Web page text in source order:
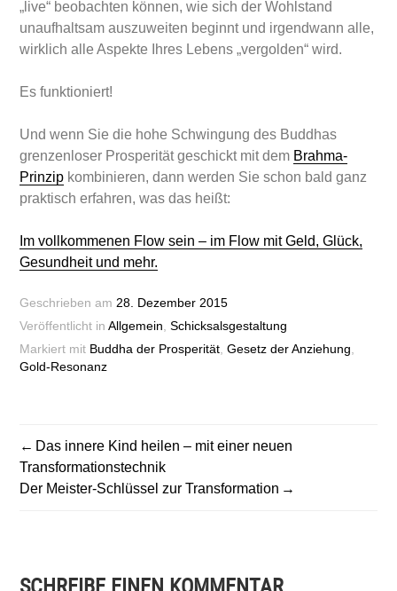
„live“ beobachten können, wie sich der Wohlstand
unaufhaltsam auszuweiten beginnt und irgendwann alle,
wirklich alle Aspekte Ihres Lebens „vergolden“ wird.
Es funktioniert!
Und wenn Sie die hohe Schwingung des Buddhas
grenzenloser Prosperität geschickt mit dem Brahma-
Prinzip kombinieren, dann werden Sie schon bald ganz
praktisch erfahren, was das heißt:
Im vollkommenen Flow sein – im Flow mit Geld, Glück,
Gesundheit und mehr.
Geschrieben am 28. Dezember 2015
Veröffentlicht inAllgemein ,Schicksalsgestaltung
Markiert mit Buddha der Prosperität ,Gesetz der Anziehung
Gold-Resonanz
BEITRAGSNAVIGATION
Das innere Kind heilen – mit einer neuen
Transformationstechnik
Der Meister-Schlüssel zur Transformation